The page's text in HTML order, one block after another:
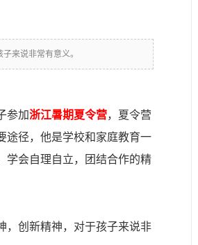
来说非常有意义。
参加浙江暑期夏令营，夏令营
途径，他是学校和家庭教育一
学会自理自立，团结合作的精
，创新精神，对于孩子来说非